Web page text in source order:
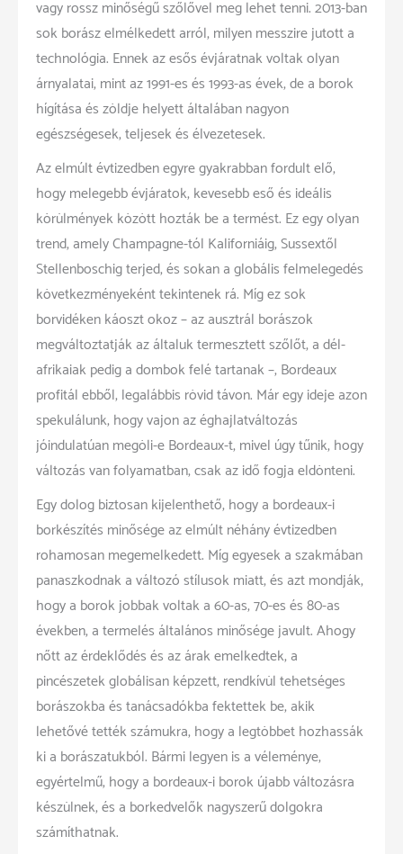
vagy rossz minőségű szőlővel meg lehet tenni. 2013-ban
sok borász elmélkedett arról, milyen messzire jutott a
technológia. Ennek az esős évjáratnak voltak olyan
árnyalatai, mint az 1991-es és 1993-as évek, de a borok
hígítása és zöldje helyett általában nagyon
egészségesek, teljesek és élvezetesek.
Az elmúlt évtizedben egyre gyakrabban fordult elő,
hogy melegebb évjáratok, kevesebb eső és ideális
körülmények között hozták be a termést. Ez egy olyan
trend, amely Champagne-tól Kaliforniáig, Sussextől
Stellenboschig terjed, és sokan a globális felmelegedés
következményeként tekintenek rá. Míg ez sok
borvidéken káoszt okoz – az ausztrál borászok
megváltoztatják az általuk termesztett szőlőt, a dél-
afrikaiak pedig a dombok felé tartanak –, Bordeaux
profitál ebből, legalábbis rövid távon. Már egy ideje azon
spekulálunk, hogy vajon az éghajlatváltozás
jóindulatúan megöli-e Bordeaux-t, mivel úgy tűnik, hogy
változás van folyamatban, csak az idő fogja eldönteni.
Egy dolog biztosan kijelenthető, hogy a bordeaux-i
borkészítés minősége az elmúlt néhány évtizedben
rohamosan megemelkedett. Míg egyesek a szakmában
panaszkodnak a változó stílusok miatt, és azt mondják,
hogy a borok jobbak voltak a 60-as, 70-es és 80-as
években, a termelés általános minősége javult. Ahogy
nőtt az érdeklődés és az árak emelkedtek, a
pincészetek globálisan képzett, rendkívül tehetséges
borászokba és tanácsadókba fektettek be, akik
lehetővé tették számukra, hogy a legtöbbet hozhassák
ki a borászatukból. Bármi legyen is a véleménye,
egyértelmű, hogy a bordeaux-i borok újabb változásra
készülnek, és a borkedvelők nagyszerű dolgokra
számíthatnak.